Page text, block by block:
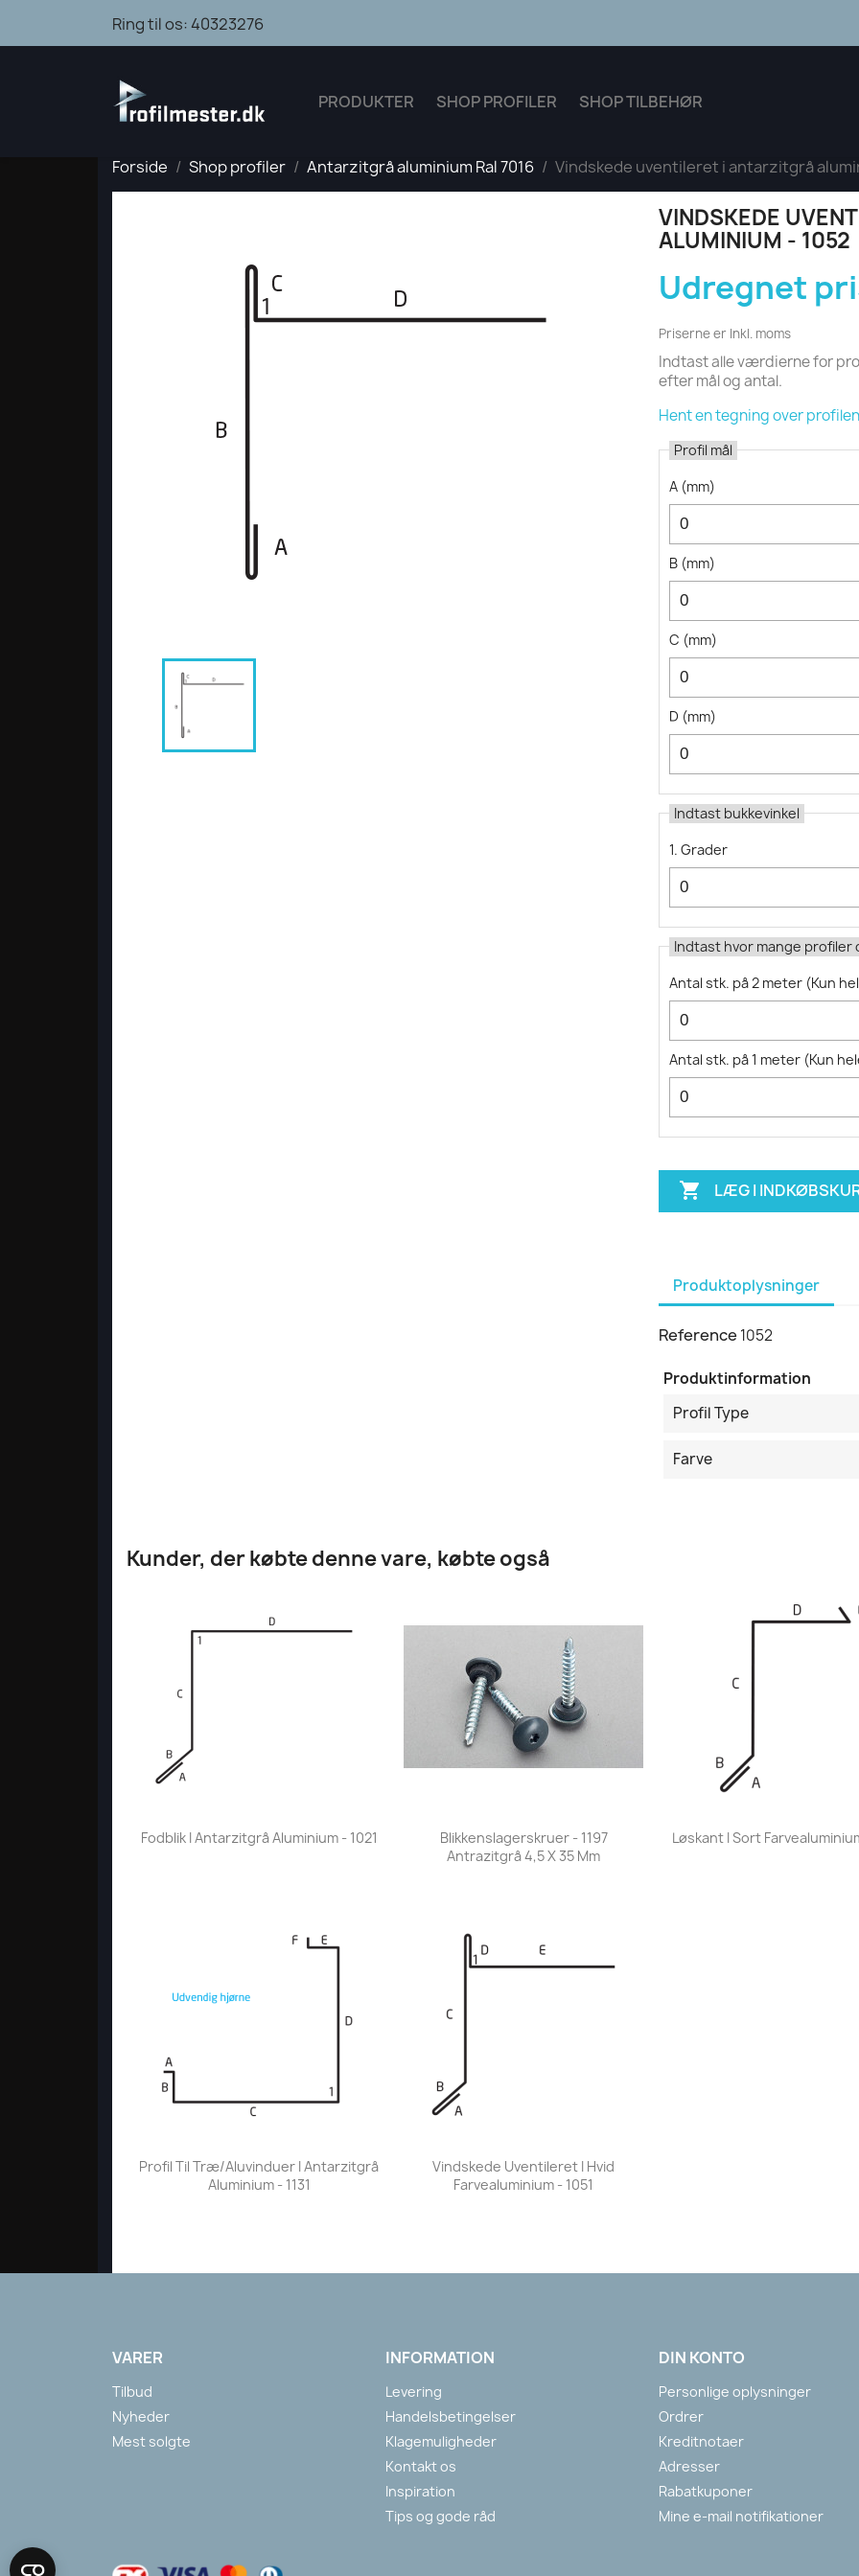
Ring til os:40323276
PRODUKTER SHOP PROFILER SHOP TILBEHØR
Forside Shop profiler Antarzitgrå aluminium Ral 7016 Vindskede uventileret i antarzitgrå
VINDSKEDE
ALUMINIUM - 1052
Udregnet
Priserne er Inkl. moms
Indtast alle værdierne for
efter mål og antal.
Hent en tegning over
Profil mål
A (mm)
B (mm)
C (mm)
D (mm)
Indtast bukkevinkel
1. Grader
Indtast hvor mange profiler
Antal stk. på 2 meter (Kun
Antal stk. på 1 meter (Kun
 LÆG I
Produktoplysninger
Reference 1052
Produktinformation
Profil Type
Farve
Kunder, der købte denne vare, købte også
Fodblik I Antarzitgrå Aluminium - 1021
Vis her
Blikkenslagerskruer - 1197
Antrazitgrå 4,5 X 35 Mm
Vis her Løskant I SortVis her
Profil Til Træ/aluvinduer I Antarzitgrå
Aluminium - 1131
Vis her
Vindskede Uventileret I Hvid
Farvealuminium - 1051
Vis her
VARER
Tilbud
Nyheder
Mest solgte
INFORMATION
Levering
Handelsbetingelser
Klagemuligheder
Kontakt os
Inspiration
Tips og gode råd
DIN KONTO
Personlige oplysninger
Ordrer
Kreditnotaer
Adresser
Rabatkuponer
Mine e-mail notifikationer